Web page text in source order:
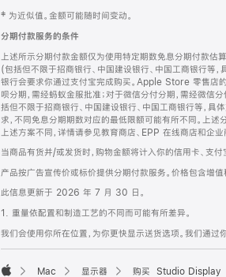
页
脚
注
‡ 为近似值。金额可能随时间变动。
分期付款服务的条件
上述所示分期付款金额仅为使用特定期数免息分期付款估
(包括但不限于招商银行、中国建设银行、中国工商银行等
银行会要求你通过支付宝完成购买。Apple Store 零售店
呗分期，需经蚂蚁金服批准；对于微信分付分期，需经微
括但不限于招商银行、中国建设银行、中国工商银行等，
求，不同免息分期期数对应的最低限额可能有所不同。上
上述方案不同，详情请参见教育商店、EPP 在线商店和
当商品有货并/或发货时，购物金额将计入你的信用卡、支
产品按广告宣传价或标价提供分期付款服务。价格包含增值
此信息更新于 2026 年 7 月 30 日。
1. 重量依配置和制造工艺的不同而可能有所差异。
我们会使用你所在位置，为你更快显示送货选项。我们通
Mac 显示器 购买 Studio Display